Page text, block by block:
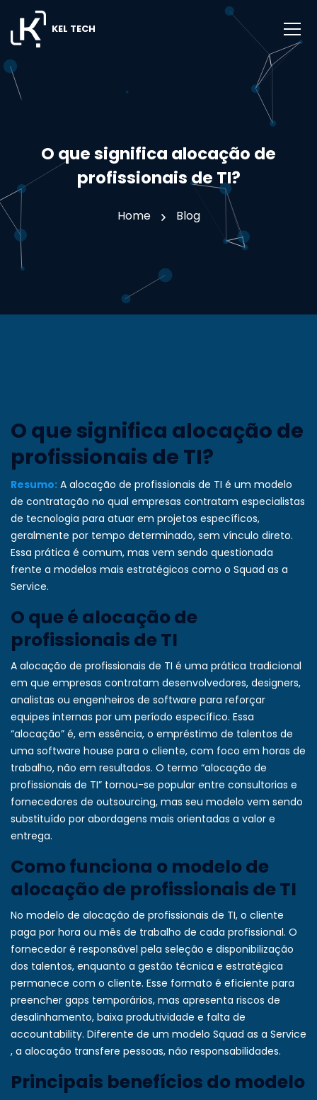
KEL TECH
O que significa alocação de
profissionais de TI?
Home Blog
O que significa alocação de
profissionais de TI?
Resumo: A alocação de profissionais de TI é um modelo
de contratação no qual empresas contratam especialistas
de tecnologia para atuar em projetos específicos,
geralmente por tempo determinado, sem vínculo direto.
Essa prática é comum, mas vem sendo questionada
frente a modelos mais estratégicos como o Squad as a
Service.
O que é alocação de
profissionais de TI
A alocação de profissionais de TI é uma prática tradicional
em que empresas contratam desenvolvedores, designers,
analistas ou engenheiros de software para reforçar
equipes internas por um período específico. Essa
“alocação” é, em essência, o empréstimo de talentos de
uma software house para o cliente, com foco em horas de
trabalho, não em resultados. O termo “alocação de
profissionais de TI” tornou-se popular entre consultorias e
fornecedores de outsourcing, mas seu modelo vem sendo
substituído por abordagens mais orientadas a valor e
entrega.
Como funciona o modelo de
alocação de profissionais de TI
No modelo de alocação de profissionais de TI, o cliente
paga por hora ou mês de trabalho de cada profissional. O
fornecedor é responsável pela seleção e disponibilização
dos talentos, enquanto a gestão técnica e estratégica
permanece com o cliente. Esse formato é eficiente para
preencher gaps temporários, mas apresenta riscos de
desalinhamento, baixa produtividade e falta de
accountability. Diferente de um modelo Squad as a Service
, a alocação transfere pessoas, não responsabilidades.
Principais benefícios do modelo